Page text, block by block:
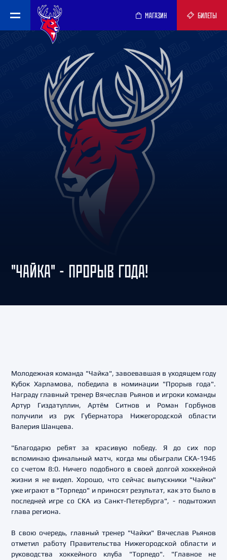
МАГАЗИН БИЛЕТЫ
"ЧАЙКА" - ПРОРЫВ ГОДА!
Молодежная команда "Чайка", завоевавшая в уходящем году
Кубок Харламова, победила в номинации "Прорыв года".
Награду главный тренер Вячеслав Рьянов и игроки команды
Артур Гиздатуллин, Артём Ситнов и Роман Горбунов
получили из рук Губернатора Нижегородской области
Валерия Шанцева.
"Благодарю ребят за красивую победу. Я до сих пор
вспоминаю финальный матч, когда мы обыграли СКА-1946
со счетом 8:0. Ничего подобного в своей долгой хоккейной
жизни я не видел. Хорошо, что сейчас выпускники "Чайки"
уже играют в "Торпедо" и приносят результат, как это было в
последней игре со СКА из Санкт-Петербурга", - подытожил
глава региона.
В свою очередь, главный тренер "Чайки" Вячеслав Рьянов
отметил работу Правительства Нижегородской области и
руководства хоккейного клуба "Торпедо". "Главное не